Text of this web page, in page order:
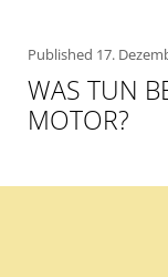
Published 17.
WAS TUN
MOTOR?